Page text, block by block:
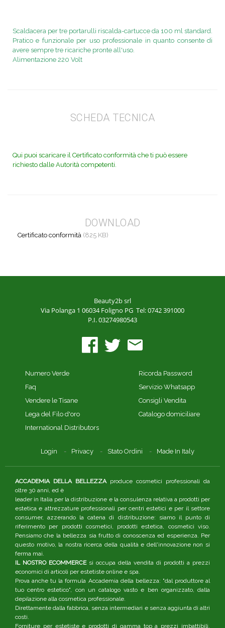
Scaldacera per tre portarulli riscalda-cartucce da 100 ml standard.
Pratico e funzionale per uso professionale in quanto consente di
avere sempre tre ricariche pronte all'uso.
Alimentazione 220 Volt
SCHEDA TECNICA
Qui puoi scaricare il Certificato conformità che ti può essere
richiesto dalle Autorità competenti.
DOWNLOAD
Certificato conformità (825 KB)
Beauty2b srl
Via Polanga 1 06034 Foligno PG Tel: 0742 391000
P.I. 03274980543
Numero Verde
Faq
Vendere le Tisane
Lega del Filo d'oro
International Distributors
Ricorda Password
Servizio Whatsapp
Consigli Vendita
Catalogo domiciliare
Login Privacy Stato Ordini Made In Italy
ACCADEMIA DELLA BELLEZZAproduce cosmetici professionali da
oltre 30 anni, ed è
leader in Italia per la distribuzione e la consulenza relativa a prodotti per
estetica e attrezzature professionali per centri estetici e per il settore
consumer, azzerando la catena di distribuzione: siamo il punto di
riferimento per prodotti cosmetici, prodotti estetica, cosmetici viso.
Pensiamo che la bellezza sia frutto di conoscenza ed esperienza. Per
questo motivo, la nostra ricerca della qualità e dell'innovazione non si
ferma mai.
IL NOSTRO ECOMMERCEsi occupa della vendita di prodotti a prezzi
economici di articoli per estetiste online e spa.
Prova anche tu la formula Accademia della bellezza: "dal produttore al
tuo centro estetico", con un catalogo vasto e ben organizzato, dalla
depilazione alla cosmetica professionale.
Direttamente dalla fabbrica, senza intermediari e senza aggiunta di altri
costi.
Forniture per estetiste e prodotti di gamma top a prezzi imbattibili,